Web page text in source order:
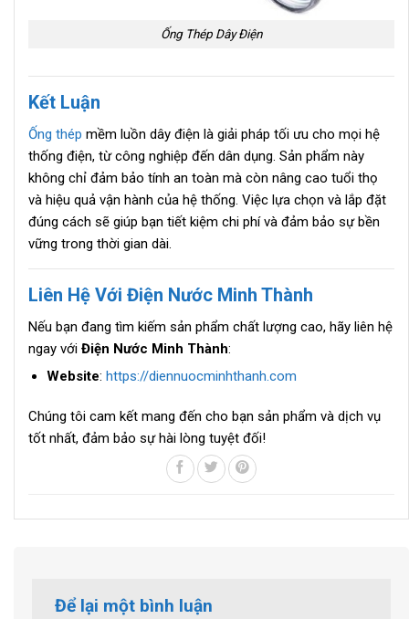
Ống Thép Dây Điện
Kết Luận
Ống thép mềm luồn dây điện là giải pháp tối ưu cho mọi hệ
thống điện, từ công nghiệp đến dân dụng. Sản phẩm này
không chỉ đảm bảo tính an toàn mà còn nâng cao tuổi thọ
và hiệu quả vận hành của hệ thống. Việc lựa chọn và lắp đặt
đúng cách sẽ giúp bạn tiết kiệm chi phí và đảm bảo sự bền
vững trong thời gian dài.
Liên Hệ Với Điện Nước Minh Thành
Nếu bạn đang tìm kiếm sản phẩm chất lượng cao, hãy liên hệ
ngay với Điện Nước Minh Thành:
Website: https://diennuocminhthanh.com
Chúng tôi cam kết mang đến cho bạn sản phẩm và dịch vụ
tốt nhất, đảm bảo sự hài lòng tuyệt đối!
Để lại một bình luận